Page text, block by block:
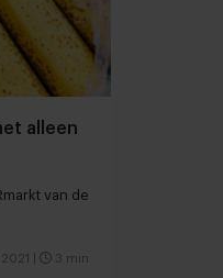
alleen
van de
3 min